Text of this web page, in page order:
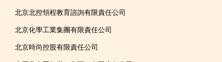
北京北控領程教育諮詢有限責任公司
北京化學工業集團有限責任公司
北京時尚控股有限責任公司